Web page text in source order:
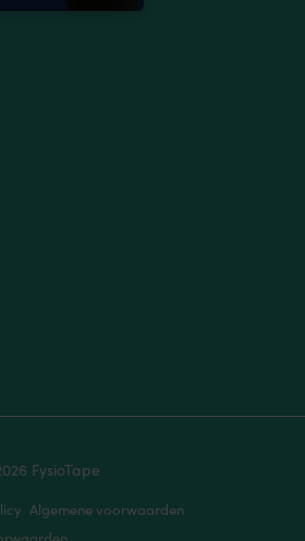
FysioTape
Algemene voorwaarden